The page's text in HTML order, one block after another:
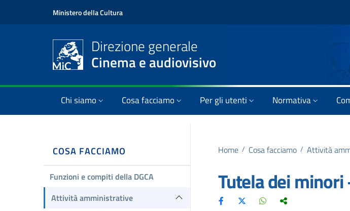
Ministero della Cultura
Direzione generale
Cinema e audiovisivo
Chi siamo Cosa facciamo Per gli utenti Normativa
COSA FACCIAMO
Funzioni e compiti della DGCA
Attività amministrative
Home / Cosa facciamo / Attività
Tutela dei